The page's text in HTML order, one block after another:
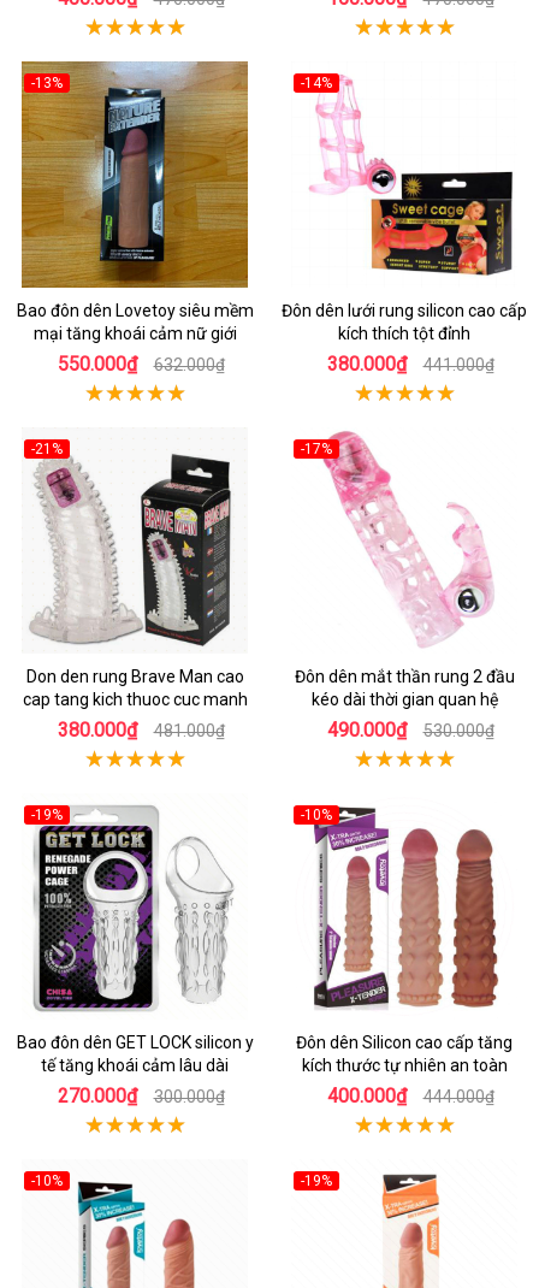
-13%
Bao đôn dên Lovetoy siêu mềm
mại tăng khoái cảm nữ giới
550.000₫ 632.000₫
-14%
Đôn dên lưới rung silicon cao cấp
kích thích tột đỉnh
380.000₫ 441.000₫
-21%
Don den rung Brave Man cao
cap tang kich thuoc cuc manh
380.000₫ 481.000₫
-17%
Đôn dên mắt thần rung 2 đầu
kéo dài thời gian quan hệ
490.000₫ 530.000₫
-19%
Bao đôn dên GET LOCK silicon y
tế tăng khoái cảm lâu dài
270.000₫ 300.000₫
-10%
Đôn dên Silicon cao cấp tăng
kích thước tự nhiên an toàn
400.000₫ 444.000₫
-10% -19%